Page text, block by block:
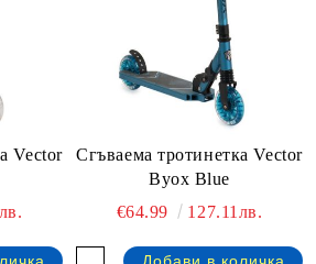
Vector
Сгъваема тротинетка Vector
Byox Blue
€64.99
127.11лв.